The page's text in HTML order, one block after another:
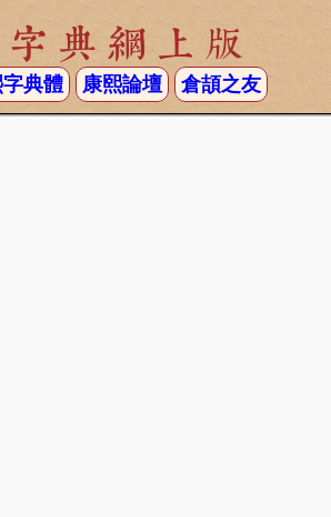
字典網上版
典體 康熙論壇 倉頡之友